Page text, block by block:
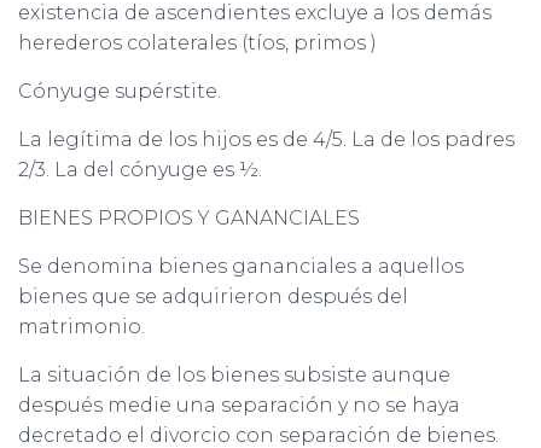
existencia de ascendientes excluye a los demás
herederos colaterales (tíos, primos )
Cónyuge supérstite.
La legítima de los hijos es de 4/5. La de los padres
2/3. La del cónyuge es ½.
BIENES PROPIOS Y GANANCIALES
Se denomina bienes gananciales a aquellos
bienes que se adquirieron después del
matrimonio.
La situación de los bienes subsiste aunque
después medie una separación y no se haya
decretado el divorcio con separación de bienes.